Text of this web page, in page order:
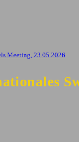
Meeting, 23.05.2026